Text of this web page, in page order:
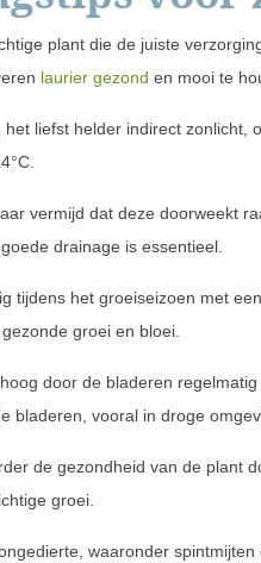
plant die de juiste
laurier gezond en mooi te
liefst helder indirect zonlicht,
vermijd dat deze doorweekt
drainage is essentieel.
tijdens het groeiseizoen met
groei en bloei.
door de bladeren
bladeren, vooral in droge
de gezondheid van de plant
groei.
waaronder